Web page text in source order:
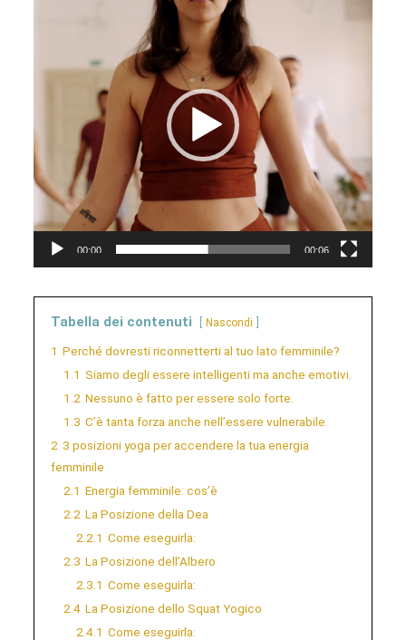
00:00 00:06
Tabella dei contenuti Nascondi
1 Perché dovresti riconnetterti al tuo lato femminile?
1.1 Siamo degli essere intelligenti ma anche emotivi.
1.2 Nessuno è fatto per essere solo forte.
1.3 C’è tanta forza anche nell’essere vulnerabile.
2 3 posizioni yoga per accendere la tua energia
femminile
2.1 Energia femminile: cos’è
2.2 La Posizione della Dea
2.2.1 Come eseguirla:
2.3 La Posizione dell’Albero
2.3.1 Come eseguirla:
2.4 La Posizione dello Squat Yogico
2.4.1 Come eseguirla: